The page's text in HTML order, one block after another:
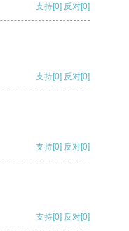
支持[0] 反对[0]
支持[0] 反对[0]
支持[0] 反对[0]
支持[0] 反对[0]